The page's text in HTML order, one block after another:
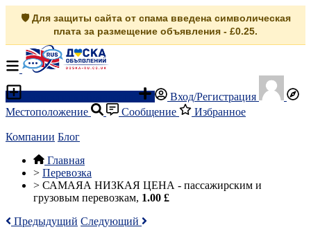
🛡️ Для защиты сайта от спама введена символическая
плата за размещение объявления - £0.25.
Вход/Регистрация
Местоположение
Сообщение Избранное
Компании Блог
Главная
> Перевозка
> САМАЯА НИЗКАЯ ЦЕНА - пассажирским и
грузовым перевозкам, 1.00 £
Предыдущий Следующий